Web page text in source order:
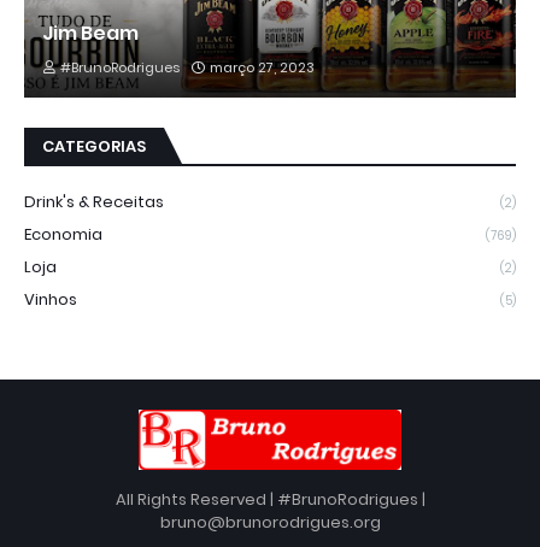
Jim Beam
#BrunoRodrigues março 27, 2023
CATEGORIAS
Drink's & Receitas (2)
Economia (769)
Loja (2)
Vinhos (5)
All Rights Reserved | #BrunoRodrigues |
bruno@brunorodrigues.org